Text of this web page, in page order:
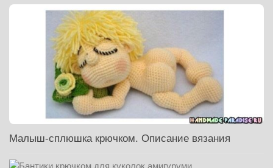
Малыш-сплюшка крючком. Описание вязания